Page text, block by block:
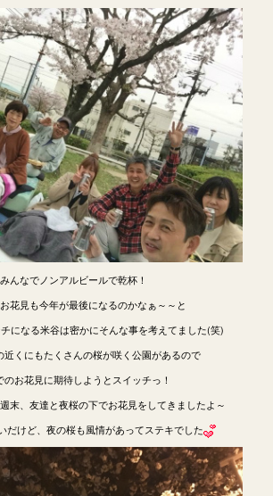
みんなでノンアルビールで乾杯！
花見も今年が最後になるのかなぁ～～と
になる米谷は密かにそんな事を考えてました(笑)
近くにもたくさんの桜が咲く公園があるので
のお花見に期待しようとスイッチっ！
末、友達と夜桜の下でお花見をしてきましたよ～
だけど、夜の桜も風情があってステキでした